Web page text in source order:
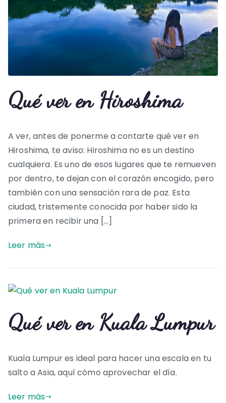
Qué ver en Hiroshima
A ver, antes de ponerme a contarte qué ver en
Hiroshima, te aviso: Hiroshima no es un destino
cualquiera. Es uno de esos lugares que te remueven
por dentro, te dejan con el corazón encogido, pero
también con una sensación rara de paz. Esta
ciudad, tristemente conocida por haber sido la
primera en recibir una […]
Leer más
Qué ver en Kuala Lumpur
Kuala Lumpur es ideal para hacer una escala en tu
salto a Asia, aquí cómo aprovechar el día.
Leer más